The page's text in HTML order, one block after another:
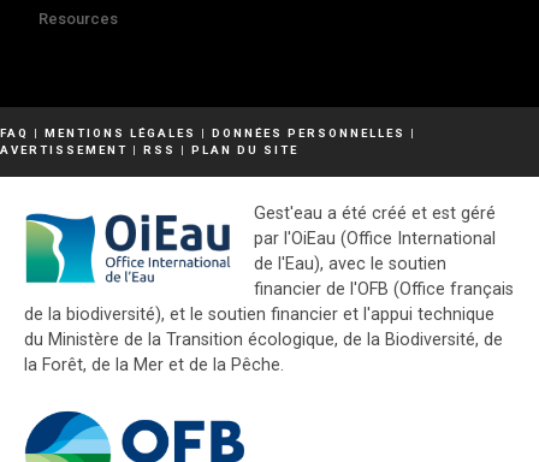
Resources
FAQ | MENTIONS LÉGALES | DONNÉES PERSONNELLES
|
AVERTISSEMENT | RSS | PLAN DU SITE
Gest'eau a été créé et est géré
par l'OiEau (Office International
de l'Eau), avec le soutien
financier de l'OFB (Office français
de la biodiversité), et le soutien financier et l'appui technique
du Ministère de la Transition écologique, de la Biodiversité, de
la Forêt, de la Mer et de la Pêche.